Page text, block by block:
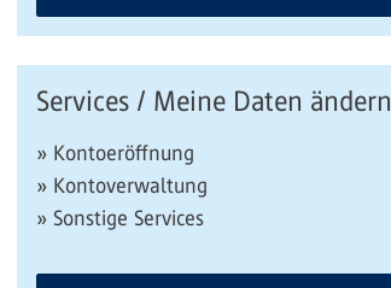
Services / Meine Daten ändern
» Kontoeröffnung
» Kontoverwaltung
» Sonstige Services